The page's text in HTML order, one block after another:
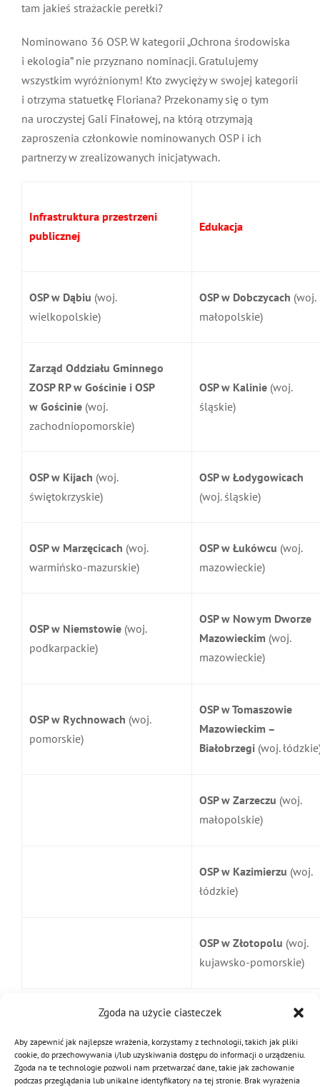
Zgoda na użycie ciasteczek
Aby zapewnić jak najlepsze wrażenia, korzystamy z technologii, takich jak pliki
cookie, do przechowywania i/lub uzyskiwania dostępu do informacji o urządzeniu.
Zgoda na te technologie pozwoli nam przetwarzać dane, takie jak zachowanie
podczas przeglądania lub unikalne identyfikatory na tej stronie. Brak wyrażenia
Projekty
100-lecie
tam jakieś strażackie perełki?
Nominowano 36 OSP. W kategorii „Ochrona środowiska
i ekologia” nie przyznano nominacji. Gratulujemy
wszystkim wyróżnionym! Kto zwycięży w swojej kategorii
i otrzyma statuetkę Floriana? Przekonamy się o tym
na uroczystej Gali Finałowej, na którą otrzymają
zaproszenia członkowie nominowanych OSP i ich
partnerzy w zrealizowanych inicjatywach.
Infrastruktura przestrzeni
publicznej
Edukacja
OSP w Dąbiu (woj.
wielkopolskie)
OSP w Dobczycach (woj.
małopolskie)
Zarząd Oddziału Gminnego
ZOSP RP w Gościnie i OSP
w Gościnie (woj.
zachodniopomorskie)
OSP w Kalinie (woj.
śląskie)
OSP w Kijach (woj.
świętokrzyskie)
OSP w Łodygowicach
(woj. śląskie)
OSP w Marzęcicach (woj.
warmińsko-mazurskie)
OSP w Łukówcu (woj.
mazowieckie)
OSP w Niemstowie (woj.
podkarpackie)
OSP w Nowym Dworze
Mazowieckim (woj.
mazowieckie)
OSP w Rychnowach (woj.
pomorskie)
OSP w Tomaszowie
Mazowieckim –
Białobrzegi (woj.
OSP w Zarzeczu (woj.
małopolskie)
OSP w Kazimierzu (woj.
łódzkie)
OSP w Złotopolu (woj.
kujawsko-pomorskie)
Kategorie:Aktualności,Floriany